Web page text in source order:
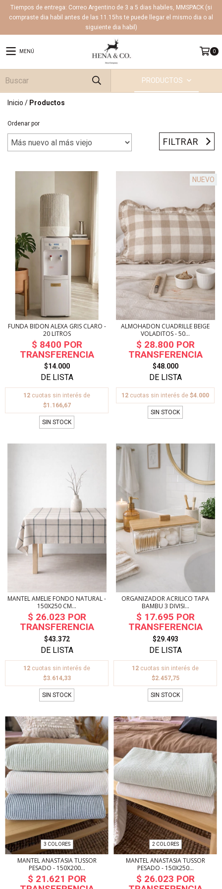
Tiempos de entrega: Correo Argentino de 3 a 5 dias habiles, MMSPACK (si
compraste dia habil antes de las 11.15hs te puede llegar el mismo dia o al
siguiente dia habil)
MENÚ 0
PRODUCTOS
Inicio / Productos
Ordenar por
FILTRAR
FUNDA BIDON ALEXA GRIS CLARO -
20 LITROS
$14.000
12 cuotas sin interés de
$1.166,67
SIN STOCK
NUEVO
ALMOHADON CUADRILLE BEIGE
VOLADITOS - 50...
$48.000
12 cuotas sin interés de $4.000
SIN STOCK
MANTEL AMELIE FONDO NATURAL -
150X250 CM...
$43.372
12 cuotas sin interés de
$3.614,33
SIN STOCK
ORGANIZADOR ACRILICO TAPA
BAMBU 3 DIVISI...
$29.493
12 cuotas sin interés de
$2.457,75
SIN STOCK
3 COLORES
MANTEL ANASTASIA TUSSOR
PESADO - 150X200...
2 COLORES
MANTEL ANASTASIA TUSSOR
PESADO - 150X250...